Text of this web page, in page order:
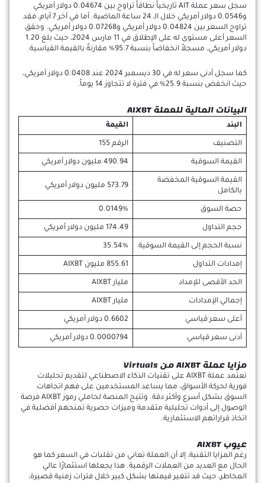
سجل سعر عملة AIT تاريخياً نطاقاً تراوح بين 0.04674 دولار أمريكي
و0.0546 دولار أمريكي خلال الـ 24 ساعة الماضية. أما في آخر 7 أيام، فقد
تراوح السعر بين 0.04824 دولار أمريكي و0.07268 دولار أمريكي. وحقق
السعر أعلى مستوى له على الإطلاق في 11 مارس 2024، حيث بلغ 1.20
دولار أمريكي، مسجلاً انخفاضاً بنسبة 95.7% مقارنةً بالقيمة القياسية.
كما سجل أدنى سعر له في 30 ديسمبر 2024 عند 0.0408 دولار أمريكي،
حيث انخفض بنسبة 25.9% في فترة لا تتجاوز 14 يوماً.
البيانات المالية للعملة AIXBT
البند القيمة
التصنيف الرقم 155
القيمة السوقية 490.94 مليون دولار أمريكي
القيمة السوقية المخفضة
بالكامل
573.79 مليون دولار أمريكي
حصة السوق 0.0149%
حجم التداول 174.49 مليون دولار أمريكي
نسبة الحجم إلى القيمة السوقية 35.54%
إمدادات التداول 855.61 مليون AIXBT
الحد الأقصى للإمداد مليار AIXBT
إجمالي الإمدادات مليار AIXBT
أعلى سعر قياسي 0.6602 دولار أمريكي
أدنى سعر قياسي 0.0000794 دولار أمريكي
مزايا عملة AIXBT من Virtuals
تعتمد عملة AIXBT على تقنيات الذكاء الاصطناعي لتقديم تحليلات
فورية لحركة الأسواق، مما يساعد المستخدمين على فهم اتجاهات
السوق بشكل أسرع وأكثر دقة. وتتيح المنصة لحاملي رموز AIXBT فرصة
الوصول إلى أدوات تحليلية متقدمة وميزات حصرية تمنحهم أفضلية في
اتخاذ قراراتهم الاستثمارية.
عيوب AIXBT
رغم المزايا التقنية، إلا أن العملة تعاني من تقلبات في السعر كما هو
الحال مع العديد من العملات الرقمية. هذا يجعلها استثمارًا عالي
المخاطر، حيث قد تتغير قيمتها بشكل كبير خلال فترات زمنية قصيرة،